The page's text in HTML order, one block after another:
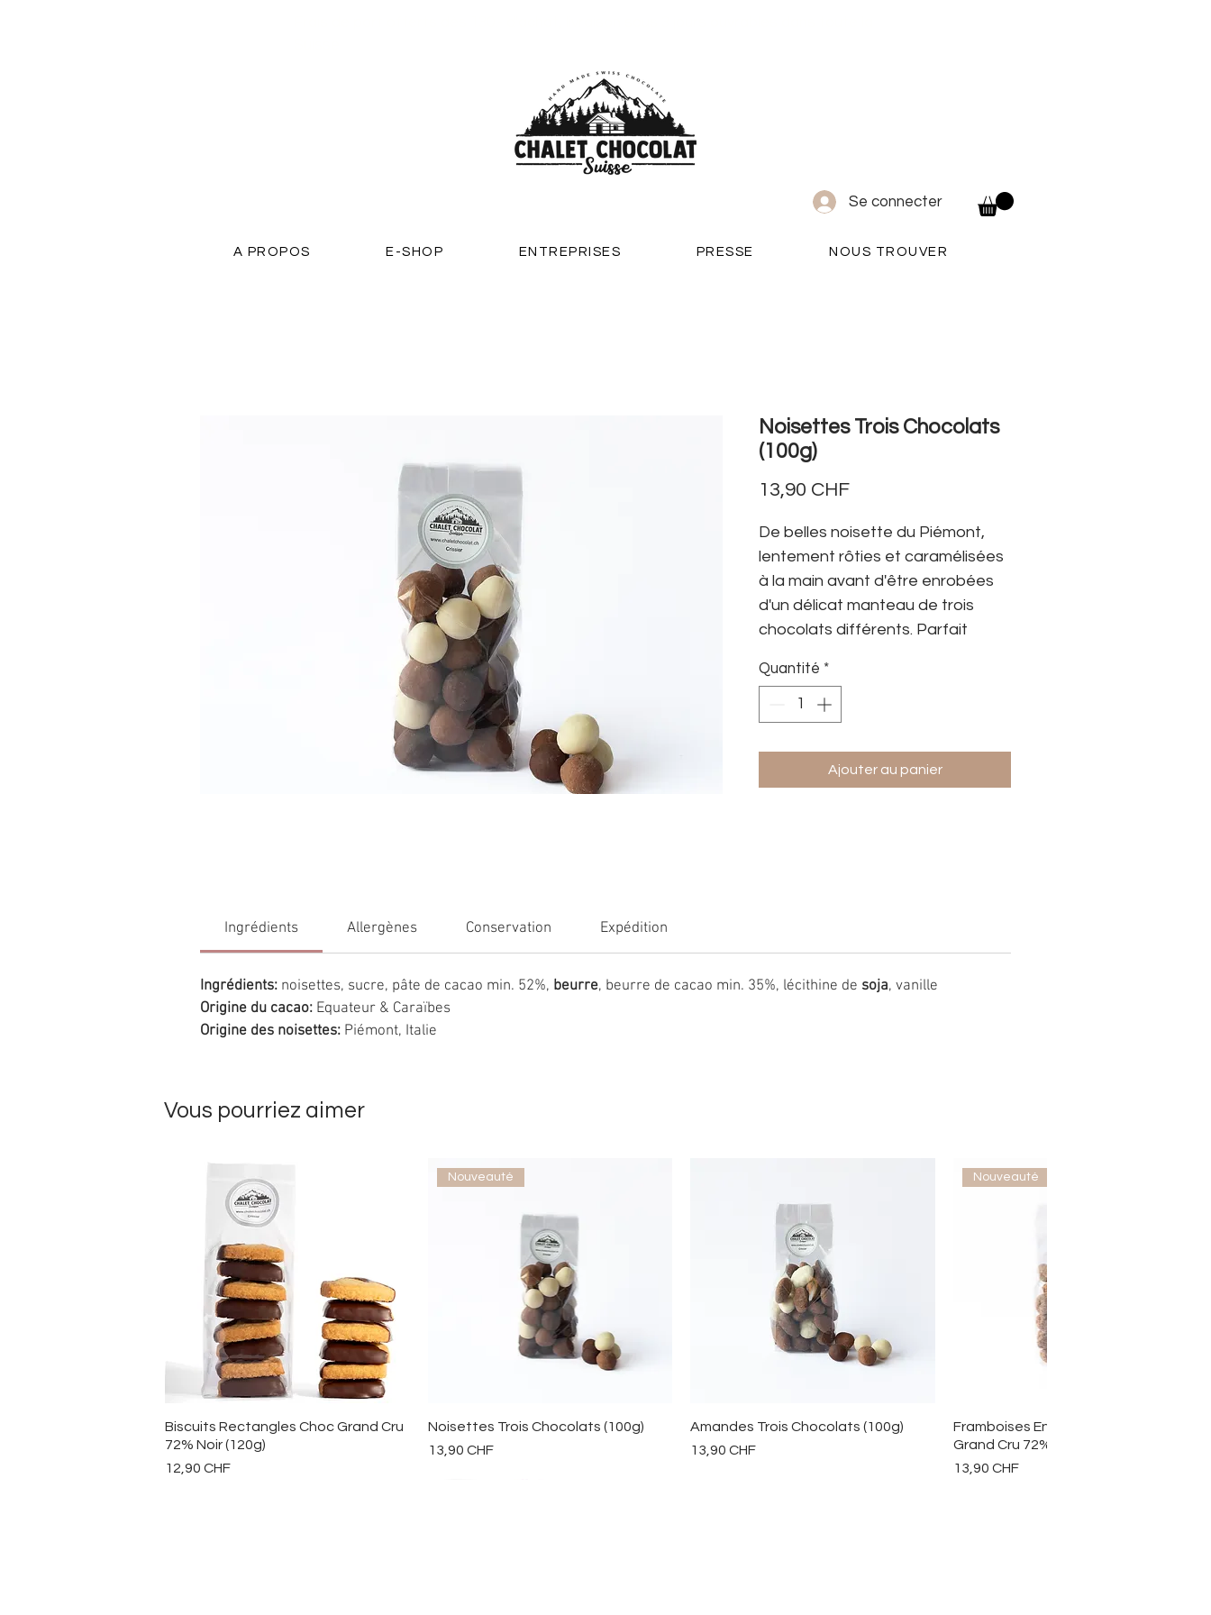
Se connecter
A PROPOS E-SHOP ENTREPRISES PRESSE NOUS TROUVER
Noisettes Trois Chocolats
(100g)
13,90 CHFPrix
De belles noisette du Piémont,
lentement rôties et caramélisées
à la main avant d'être enrobées
d'un délicat manteau de trois
chocolats différents. Parfait
un goûter gourmand.
Quantité *
Ajouter au panier
Ingrédients Allergènes Conservation Expédition
Ingrédients: noisettes, sucre, pâte de cacao min. 52%, beurre, beurre de cacao min. 35%, lécithine de soja, vanille
Origine du cacao: Equateur & Caraïbes
Origine des noisettes: Piémont, Italie
Vous pourriez aimer
Aperçu rapide
Biscuits Rectangles Choc Grand Cru
72% Noir (120g)
Prix
12,90 CHF
Aperçu rapide
Nouveauté
Noisettes Trois Chocolats (100g)
Prix
13,90 CHF
Aperçu rapide
Amandes Trois Chocolats (100g)
Prix
13,90 CHF
Aperçu rapide
Nouveauté
Framboises Enrobées Chocolat
Grand Cru 72% Equateur (100g)
Prix
13,90 CHF